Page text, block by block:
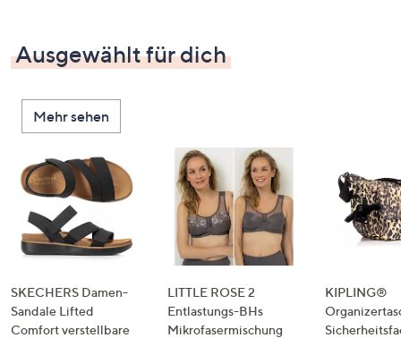
Ausgewählt für dich
Mehr sehen
SKECHERS Damen-
Sandale Lifted
Comfort verstellbare
LITTLE ROSE 2
Entlastungs-BHs
Mikrofasermischung
KIPLING®